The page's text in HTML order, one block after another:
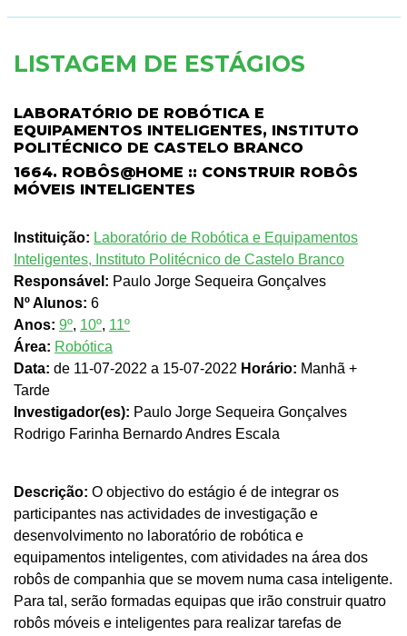
LISTAGEM DE ESTÁGIOS
LABORATÓRIO DE ROBÓTICA E
EQUIPAMENTOS INTELIGENTES, INSTITUTO
POLITÉCNICO DE CASTELO BRANCO
1664. ROBÔS@HOME :: CONSTRUIR ROBÔS
MÓVEIS INTELIGENTES
Instituição: Laboratório de Robótica e Equipamentos
Inteligentes, Instituto Politécnico de Castelo Branco
Responsável: Paulo Jorge Sequeira Gonçalves
Nº Alunos: 6
Anos: 9º, 10º, 11º
Área: Robótica
Data: de 11-07-2022 a 15-07-2022 Horário: Manhã +
Tarde
Investigador(es): Paulo Jorge Sequeira Gonçalves
Rodrigo Farinha Bernardo Andres Escala
Descrição: O objectivo do estágio é de integrar os
participantes nas actividades de investigação e
desenvolvimento no laboratório de robótica e
equipamentos inteligentes, com atividades na área dos
robôs de companhia que se movem numa casa inteligente.
Para tal, serão formadas equipas que irão construir quatro
robôs móveis e inteligentes para realizar tarefas de